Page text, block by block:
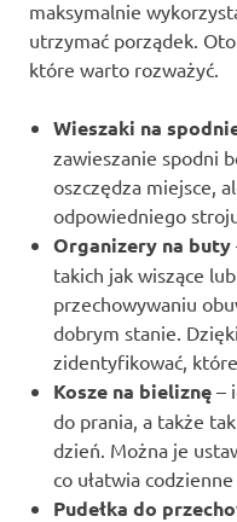
maksymalnie
utrzymać porządek.
które warto rozważyć.
Wieszaki na
zawieszanie spodni
oszczędza miejsce,
odpowiedniego
Organizery na buty
takich jak wiszące
przechowywaniu
dobrym stanie.
zidentyfikować,
Kosze na bieliznę –
do prania, a także
dzień. Można je
co ułatwia
Pudełka do